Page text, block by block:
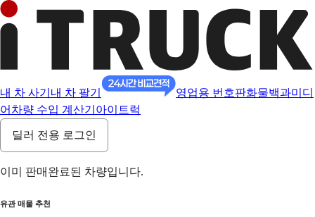
내 차 사기 내 차 팔기 영업용 번호판화물백과미디
어 차량 수입 계산기 아이트럭
딜러 전용 로그인
이미 판매완료된 차량입니다.
유관 매물 추천